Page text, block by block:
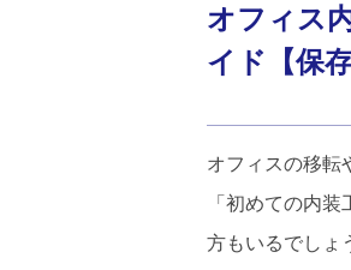
オフィス
イド【保存
オフィスの移転
「初めての内
方もいるでしょ